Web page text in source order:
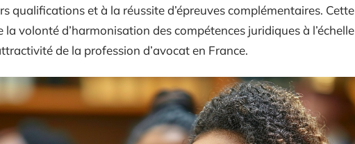
qualifications et à la réussite d’épreuves complémentaires. Cette
volonté d’harmonisation des compétences juridiques à l’échelle
de la profession d’avocat en France.